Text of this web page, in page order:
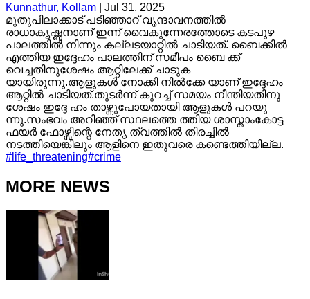
Kunnathur, Kollam
Jul 31, 2025
മുതുപിലാക്കാട് പടിഞ്ഞാറ് വൃന്ദാവനത്തിൽ
രാധാകൃഷ്ണനാണ് ഇന്ന് വൈകുന്നേരത്തോടെ കടപുഴ
പാലത്തിൽ നിന്നും കല്ലടയാറ്റിൽ ചാടിയത്. ബൈക്കിൽ
എത്തിയ ഇദ്ദേഹം പാലത്തിന് സമീപം ബൈ ക്ക്
വെച്ചതിനുശേഷം ആറ്റിലേക്ക് ചാടുക
യായിരുന്നു.ആളുകൾ നോക്കി നിൽക്കേ യാണ് ഇദ്ദേഹം
ആറ്റിൽ ചാടിയത്.തുടർന്ന് കുറച്ച് സമയം നീന്തിയതിനു
ശേഷം ഇദ്ദേ ഹം താഴ്ന്നുപോയതായി ആളുകൾ പറയു
ന്നു.സംഭവം അറിഞ്ഞ് സ്ഥലത്തെ ത്തിയ ശാസ്താംകോട്ട
ഫയർ ഫോഴ്സിന്റെ നേതൃ ത്വത്തിൽ തിരച്ചിൽ
നടത്തിയെങ്കിലും ആളിനെ ഇതുവരെ കണ്ടെത്തിയില്ല.
# life_threatening#crime
MORE NEWS